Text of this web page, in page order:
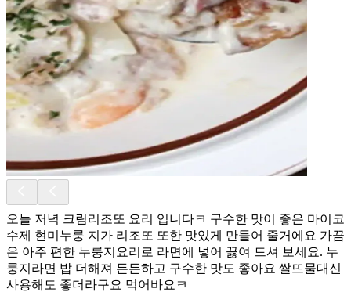
오늘 저녁 크림리조또 요리 입니다ㅋ 구수한 맛이 좋은 마이코
수제 현미누룽 지가 리조또 또한 맛있게 만들어 줄거에요 가끔
은 아주 편한 누룽지요리로 라면에 넣어 끓여 드셔 보세요. 누
룽지라면 밥 더해져 든든하고 구수한 맛도 좋아요 쌀뜨물대신
사용해도 좋더라구요 먹어바요ㅋ